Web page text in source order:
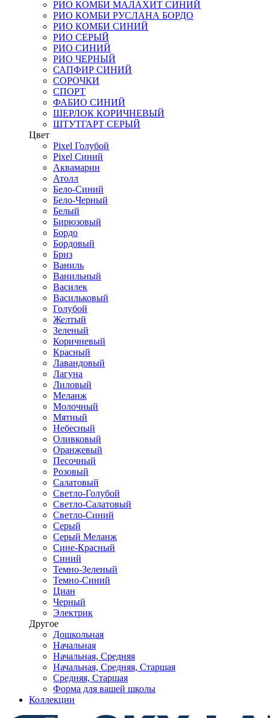
РИО КОМБИ МАЛАХИТ СИНИЙ
РИО КОМБИ РУСЛАНА БОРДО
РИО КОМБИ СИНИЙ
РИО СЕРЫЙ
РИО СИНИЙ
РИО ЧЕРНЫЙ
САПФИР СИНИЙ
СОРОЧКИ
СПОРТ
ФАБИО СИНИЙ
ШЕРЛОК КОРИЧНЕВЫЙ
ШТУТГАРТ СЕРЫЙ
Цвет
Pixel Голубой
Pixel Синий
Аквамарин
Атолл
Бело-Синий
Бело-Черный
Белый
Бирюзовый
Бордо
Бордовый
Бриз
Ваниль
Ванильный
Василек
Васильковый
Голубой
Желтый
Зеленый
Коричневый
Красный
Лавандовый
Лагуна
Лиловый
Меланж
Молочный
Мятный
Небесный
Оливковый
Оранжевый
Песочный
Розовый
Салатовый
Светло-Голубой
Светло-Салатовый
Светло-Синий
Серый
Серый Меланж
Сине-Красный
Синий
Темно-Зеленый
Темно-Синий
Циан
Черный
Электрик
Другое
Дошкольная
Начальная
Начальная, Средняя
Начальная, Средняя, Старшая
Средняя, Старшая
Форма для вашей школы
Коллекции